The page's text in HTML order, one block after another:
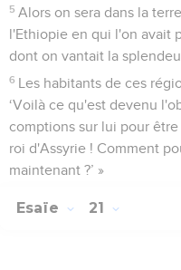
5 Alors on sera dans la
l'Ethiopie en qui l'on avait
dont on vantait la
6 Les habitants de ces
‘Voilà ce qu'est devenu
comptions sur lui pour
roi d'Assyrie ! Comment
maintenant ?’ »
Esaïe 21